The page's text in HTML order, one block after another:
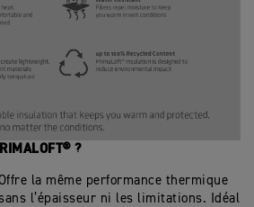
?
la même performance thermique
l’épaisseur ni les limitations. Idéal